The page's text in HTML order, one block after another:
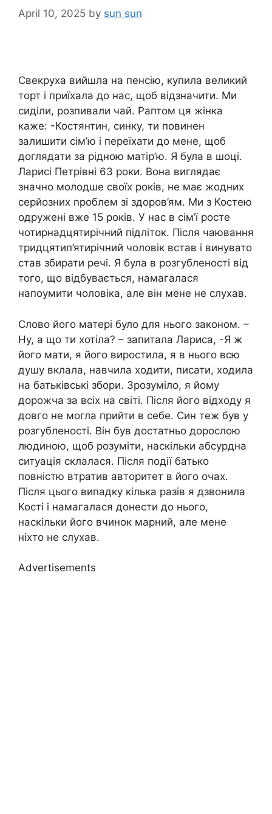
April 10, 2025 by sun sun
Свекруха вийшла на пенсію, купила великий
торт і приїхала до нас, щоб відзначити. Ми
сиділи, розпивали чай. Раптом ця жінка
каже: -Костянтин, синку, ти повинен
залишити сім’ю і переїхати до мене, щоб
доглядати за рідною матір’ю. Я була в шоці.
Ларисі Петрівні 63 роки. Вона виглядає
значно молодше своїх років, не має жодних
серйозних nроблем зі здоров’ям. Ми з Костею
одружені вже 15 років. У нас в сім’ї росте
чотирнадцятирічний підліток. Після чаювання
тридцятип’ятирічний чоловік встав і винувато
став збирати речі. Я була в розгубленості від
того, що відбувається, намагалася
напоумити чоловіка, але він мене не слухав.
Слово його матері було для нього законом. –
Ну, а що ти хотіла? – запитала Лариса, -Я ж
його мати, я його виростила, я в нього всю
душу вклала, навчила ходити, писати, ходила
на батьківські збори. Зрозуміло, я йому
дорожча за всіх на світі. Після його відходу я
довго не могла прийти в себе. Син теж був у
розгубленості. Він був достатньо дорослою
людиною, щоб розуміти, наскільки абсурдна
ситуація склалася. Після події батько
повністю втратив авторитет в його очах.
Після цього випадку кілька разів я дзвонила
Кості і намагалася донести до нього,
наскільки його вчинок марний, але мене
ніхто не слухав.
Advertisements